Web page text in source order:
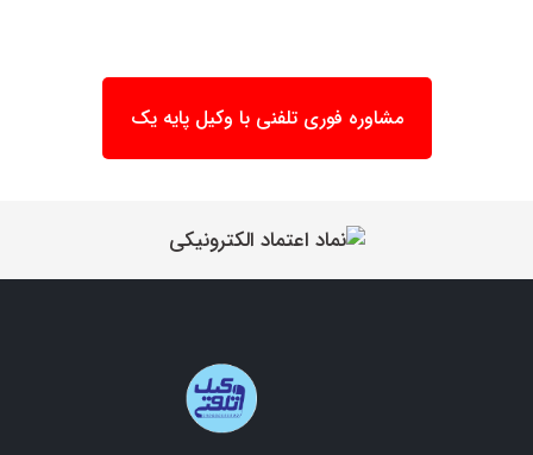
مشاوره فوری تلفنی با وکیل پایه یک